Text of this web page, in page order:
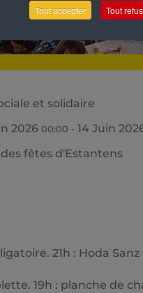
Tout accepter Tout
et solidaire
2026 00:00 - 14 Juin
des fêtes d'Estantens
21h : Hoda
19h : planche de